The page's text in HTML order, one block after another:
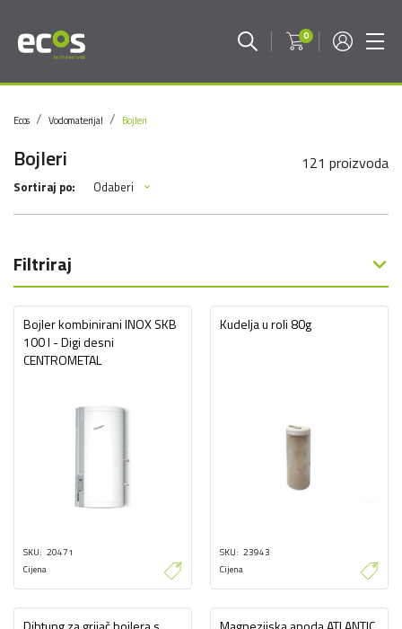
0
Ecos Vodomaterijal Bojleri
Bojleri 121 proizvoda
Sortiraj po: Odaberi
Filtriraj
Bojler kombinirani INOX SKB
100 l - Digi desni
CENTROMETAL
SKU 20471
Cijena
Kudelja u roli 80g
SKU 23943
Cijena